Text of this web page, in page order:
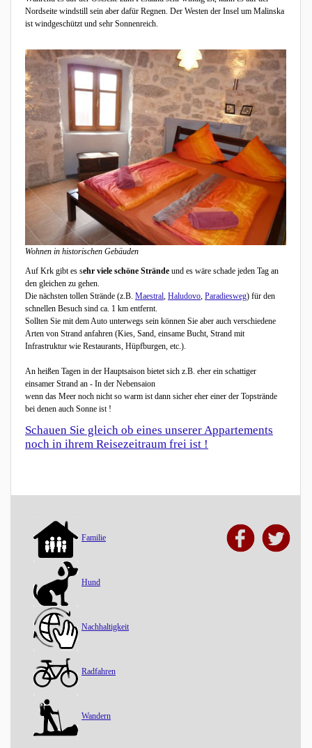
Nordseite windstill sein aber dafür Regnen. Der Westen der Insel um Malinska
ist windgeschützt und sehr Sonnenreich.
Wohnen in historischen Gebäuden
Auf Krk gibt es sehr viele schöne Strände und es wäre schade jeden Tag an
den gleichen zu gehen.
Die nächsten tollen Strände (z.B. Maestral, Haludovo, Paradiesweg) für den
schnellen Besuch sind ca. 1 km entfernt.
Sollten Sie mit dem Auto unterwegs sein können Sie aber auch verschiedene
Arten von Strand anfahren (Kies, Sand, einsame Bucht, Strand mit
Infrastruktur wie Restaurants, Hüpfburgen, etc.).
An heißen Tagen in der Hauptsaison bietet sich z.B. eher ein schattiger
einsamer Strand an - In der Nebensaion
wenn das Meer noch nicht so warm ist dann sicher eher einer der Topstrände
bei denen auch Sonne ist !
Schauen Sie gleich ob eines unserer Appartements
noch in ihrem Reisezeitraum frei ist !
Familie
Hund
Nachhaltigkeit
Radfahren
Wandern